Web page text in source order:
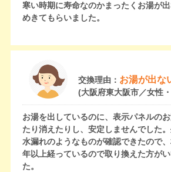
寒い時期に寿命なのかまったくお湯が
めきてもらいました。
交換理由： お湯が出な
(大阪府東大阪市／女性
お湯を出しているのに、表示パネルの
たり消えたりし、安定しませんでした
水漏れのようなものが確認できたので
年以上経っているので取り換えた方が
た。